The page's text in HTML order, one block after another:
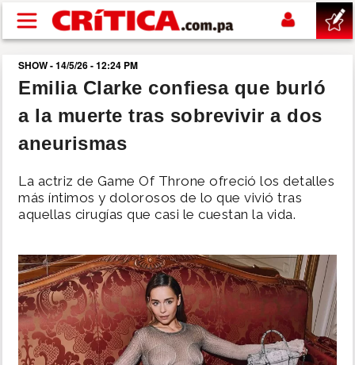
Pasar al contenido principal
buscar
SUCESOS
POLÍTICA
DEPORTES
MUNDO
SHOW - 14/5/26 - 12:24 PM
Emilia Clarke confiesa que burló
a la muerte tras sobrevivir a dos
aneurismas
La actriz de Game Of Throne ofreció los detalles
más íntimos y dolorosos de lo que vivió tras
aquellas cirugías que casi le cuestan la vida.